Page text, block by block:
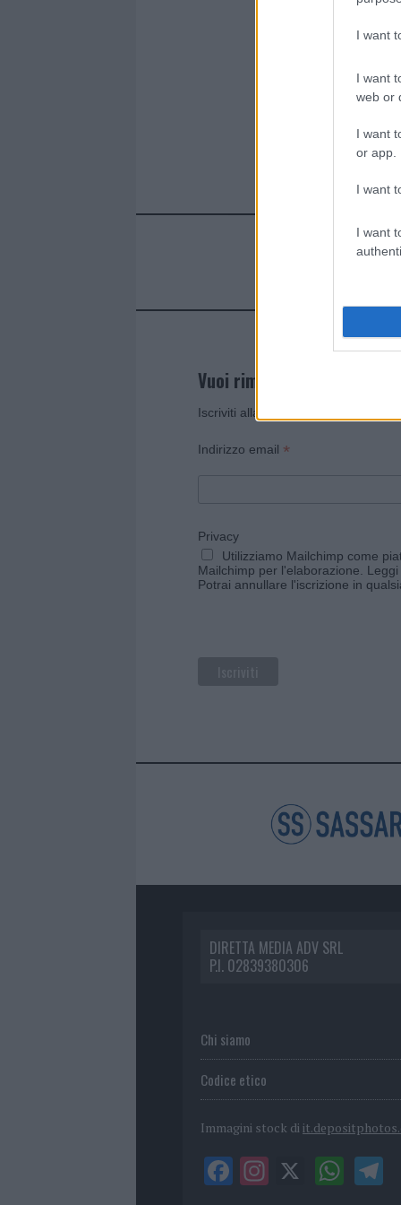
I want
I want
web or
I want
or app.
I want
I want
Vuoi rimanere sempre
Iscriviti alla newsletter di Gallura
Indirizzo email *
Privacy
Utilizziamo Mailchimp come
Mailchimp per l'elaborazione.
Potrai annullare l'iscrizione in
DIRETTA MEDIA ADV SRL
P.I. 02839380306
Chi siamo
Codice etico
Immagini stock di